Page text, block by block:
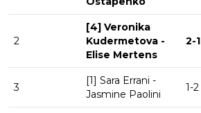
2
[4] Veronika
Kudermetova -
Elise Mertens
2-1
3
[1] Sara Errani -
Jasmine Paolini
1-2